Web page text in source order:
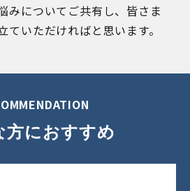
みについてご共有し、皆さま
ていただければと思います。
方におすすめ